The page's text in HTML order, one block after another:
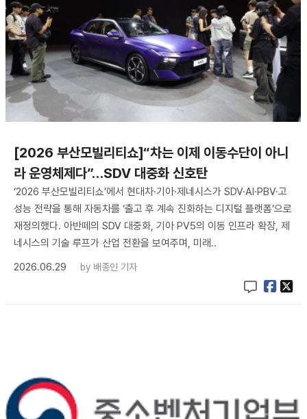
[2026 부산모빌리티쇼]“차는 이제 이동수단이 아니
라 운영체제다”…SDV 대중화 신호탄
‘2026 부산모빌리티쇼’에서 현대차·기아·제네시스가 SDV·AI·PBV·고
성능 전략을 통해 자동차를 ‘출고 후 계속 진화하는 디지털 플랫폼’으로
재정의했다. 아반떼의 SDV 대중화, 기아 PV5의 이동 인프라 확장, 제
네시스의 기술 루프가 산업 전환을 보여주며, 미래..
2026.06.29
by 배종인 기자